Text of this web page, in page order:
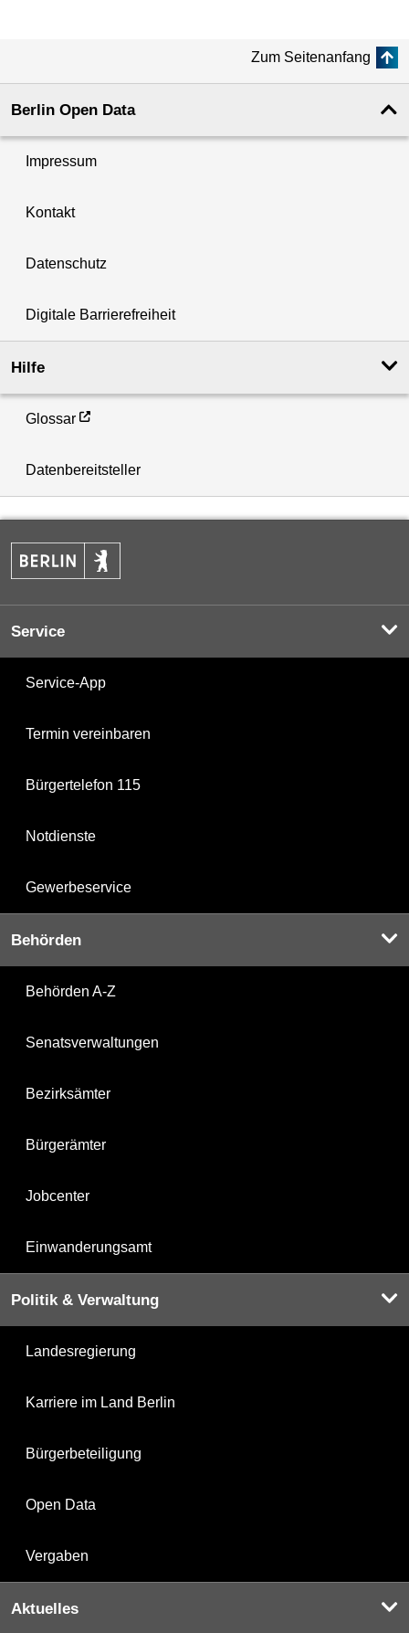
Zum Seitenanfang
Berlin Open Data
Impressum
Kontakt
Datenschutz
Digitale Barrierefreiheit
Hilfe
Glossar
Datenbereitsteller
Service
Service-App
Termin vereinbaren
Bürgertelefon 115
Notdienste
Gewerbeservice
Behörden
Behörden A-Z
Senatsverwaltungen
Bezirksämter
Bürgerämter
Jobcenter
Einwanderungsamt
Politik & Verwaltung
Landesregierung
Karriere im Land Berlin
Bürgerbeteiligung
Open Data
Vergaben
Aktuelles